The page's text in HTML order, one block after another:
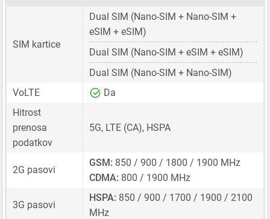
SIM kartice
Dual SIM (Nano-SIM + Nano-SIM +
eSIM + eSIM)
Dual SIM (Nano-SIM + eSIM + eSIM)
Dual SIM (Nano-SIM + Nano-SIM)
VoLTE
Da
Hitrost
prenosa
podatkov
5G, LTE (CA), HSPA
2G pasovi
GSM: 850 / 900 / 1800 / 1900 MHz
CDMA: 800 / 1900 MHz
3G pasovi
HSPA: 850 / 900 / 1700 / 1900 / 2100
MHz